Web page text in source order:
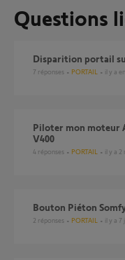
Questions
Disparition portail
7 réponses PORTAIL il y a
Piloter mon moteur AXOVIA 3S IO AVEC PLATINE DE RUE
V400
4 réponses PORTAIL il y a
Bouton Piéton
2 réponses PORTAIL il y a